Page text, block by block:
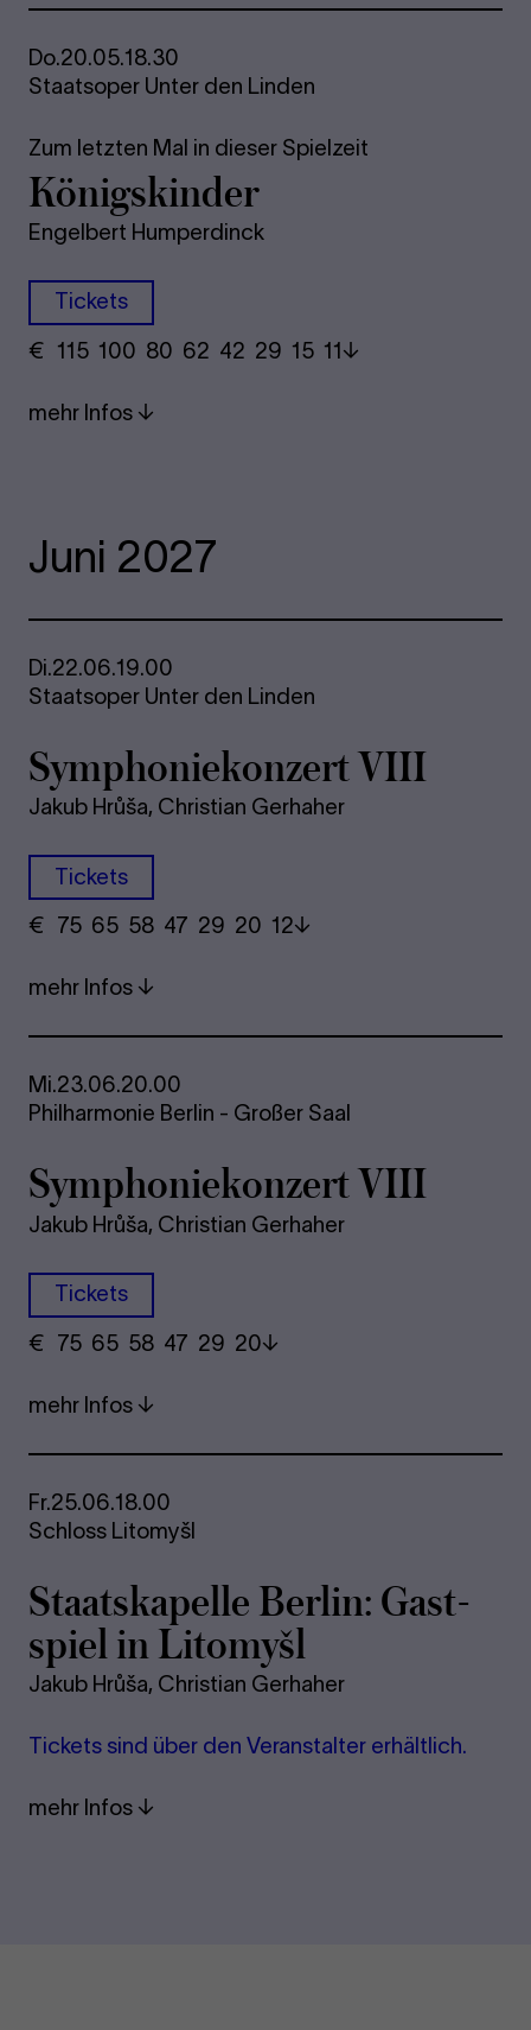
Do.20.05.18.30
Staatsoper Unter den Linden
Zum letzten Mal in dieser Spielzeit
Kö­nigs­kin­der
Engelbert Humperdinck
Tickets
€ ​ 115 100 80​ 62 42 29​ 15 11
mehr Infos
Juni 2027
Di.22.06.19.00
Staatsoper Unter den Linden
Sym­pho­nie­kon­zert VIII
Jakub Hrůša, Christian Gerhaher
Tickets
€ ​ 75 65 58​ 47 29 20​ 12
mehr Infos
Mi.23.06.20.00
Philharmonie Berlin - Großer Saal
Sym­pho­nie­kon­zert VIII
Jakub Hrůša, Christian Gerhaher
Tickets
€ ​ 75 65 58​ 47 29 20
mehr Infos
Fr.25.06.18.00
Schloss Litomyšl
Staats­ka­pel­le Ber­lin: Gast­
spiel in Li­to­myšl
Jakub Hrůša, Christian Gerhaher
Ti­ckets sind über den Ver­an­stal­ter er­hält­lich.
mehr Infos